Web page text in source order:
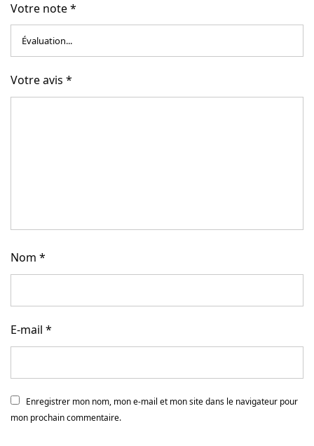
Votre note*
Votre avis*
Nom*
E-mail*
Enregistrer mon nom, mon e-mail et mon site dans le navigateur pour
mon prochain commentaire.